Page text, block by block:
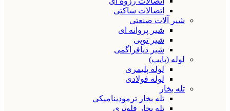
اتصالات ساکتی
شیر آلات صنعتی
شیر پروانه ای
شیر توپی
شیر دیافراگمی
لوله (پایپ)
لوله پلیمری
لوله فولادی
تله بخار
تله بخار ترمودینامیکی
تله بخار فلوتری